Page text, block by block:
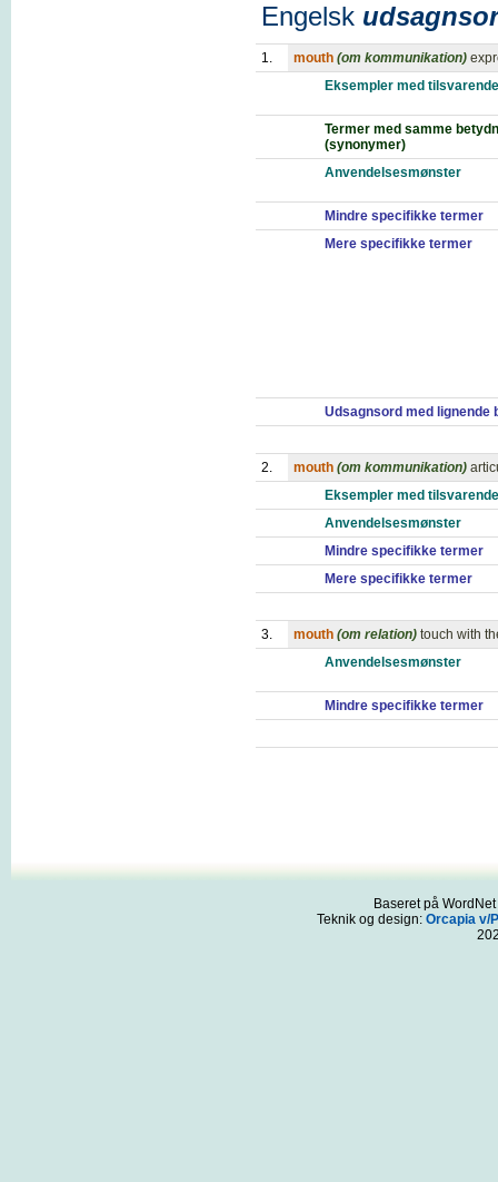
Engelsk
1. mouth (om kommunikation)
Eksempler med
Termer med samme
(synonymer)
Anvendelsesmønster
Mindre specifikke termer
Mere specifikke termer
Udsagnsord med lignende
2. mouth (om kommunikation)
Eksempler med
Anvendelsesmønster
Mindre specifikke termer
Mere specifikke termer
3. mouth (om relation) touch with
Anvendelsesmønster
Mindre specifikke termer
Baseret på
Teknik og design: Orcapia v/